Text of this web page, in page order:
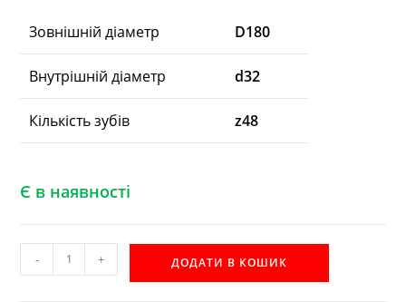
Зовнішній діаметр D180
Внутрішній діаметр d32
Кількість зубів z48
Є в наявності
d32
- + ДОДАТИ В КОШИК